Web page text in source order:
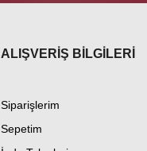
ALIŞVERİŞ BİLGİLERİ
Siparişlerim
Sepetim